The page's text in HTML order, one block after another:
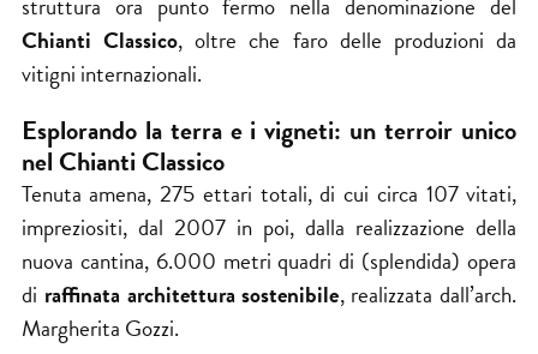
struttura ora punto fermo nella denominazione del
Chianti Classico, oltre che faro delle produzioni da
vitigni internazionali.
Esplorando la terra e i vigneti: un terroir unico
nel Chianti Classico
Tenuta amena, 275 ettari totali, di cui circa 107 vitati,
impreziositi, dal 2007 in poi, dalla realizzazione della
nuova cantina, 6.000 metri quadri di (splendida) opera
di raffinata architettura sostenibile, realizzata dall’arch.
Margherita Gozzi.